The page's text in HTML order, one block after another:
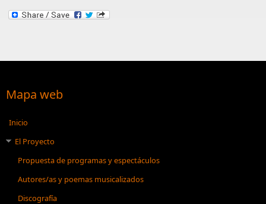
Mapa web
Inicio
El Proyecto
Propuesta de programas y espectáculos
Autores/as y poemas musicalizados
Discografía